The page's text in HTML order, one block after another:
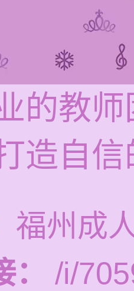
的教
造自
福州成
/i/